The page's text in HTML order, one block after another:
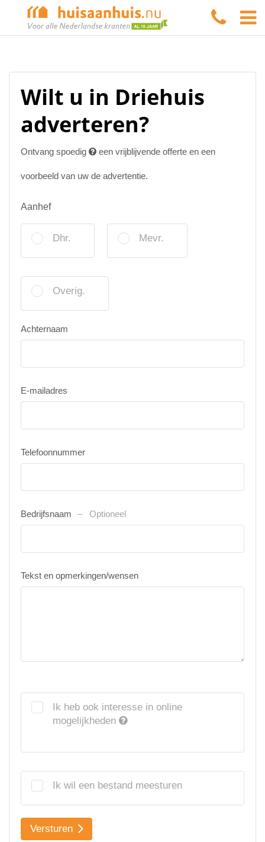
Wilt u in Driehuis
adverteren?
Ontvang spoedig een vrijblijvende offerte en een
voorbeeld van uw de advertentie.
Aanhef
Dhr. Mevr.
Overig.
Achternaam
E-mailadres
Telefoonnummer
Bedrijfsnaam Optioneel
Tekst en opmerkingen/wensen
Ik heb ook interesse in online
mogelijkheden
Ik wil een bestand meesturen
Versturen